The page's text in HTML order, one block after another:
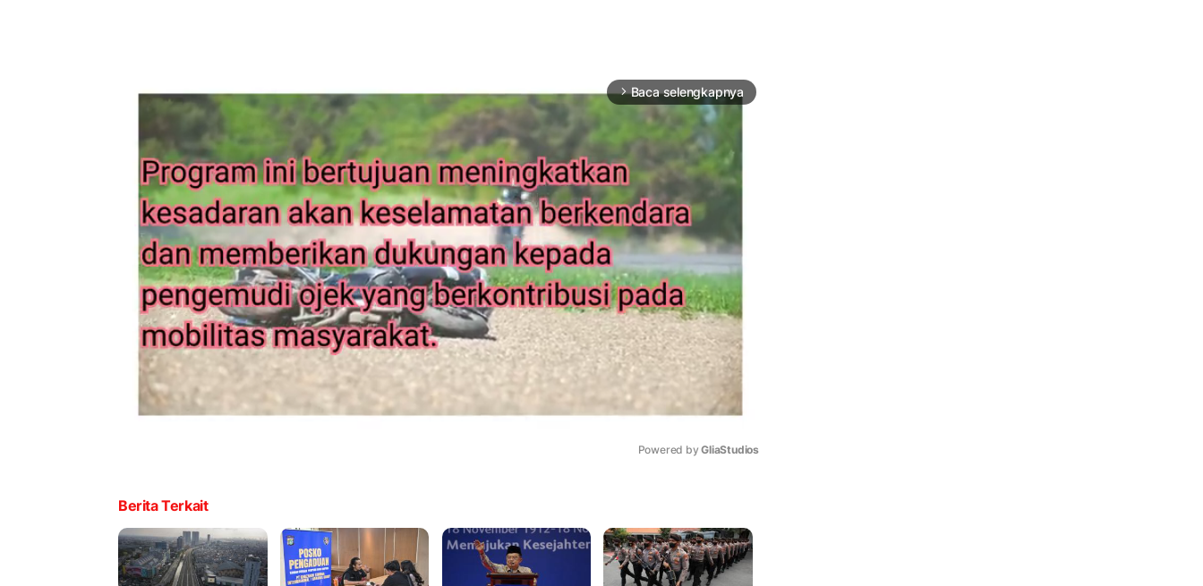
arrow_forward_ios Baca selengkapnya
Powered by GliaStudios
Berita Terkait